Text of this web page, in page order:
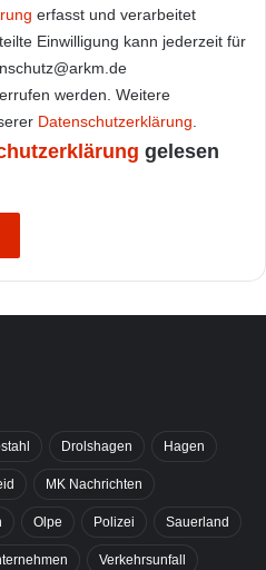
erfasst und verarbeitet
Einwilligung kann jederzeit für
werden. Weitere
Datenschutzerklärung.
gelesen
Drolshagen Hagen
MK Nachrichten
Olpe Polizei Sauerland
Verkehrsunfall